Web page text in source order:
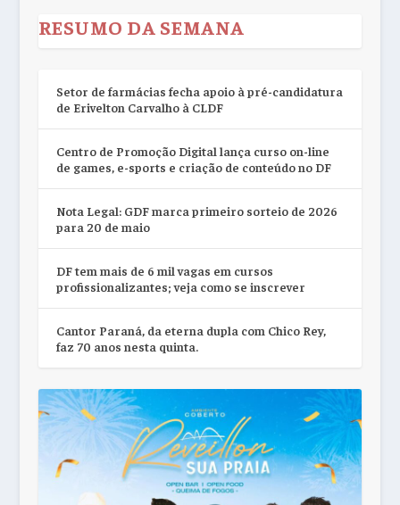
RESUMO DA SEMANA
Setor de farmácias fecha apoio à pré-candidatura
de Erivelton Carvalho à CLDF
Centro de Promoção Digital lança curso on-line
de games, e-sports e criação de conteúdo no DF
Nota Legal: GDF marca primeiro sorteio de 2026
para 20 de maio
DF tem mais de 6 mil vagas em cursos
profissionalizantes; veja como se inscrever
Cantor Paraná, da eterna dupla com Chico Rey,
faz 70 anos nesta quinta.